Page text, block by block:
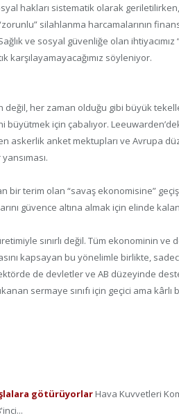
hakları sistematik olarak
silahlanma harcamalarının
ve sosyal güvenliğe olan ihtiyacımız
karşılayamayacağımız söyleniyor.
değil, her zaman olduğu gibi büyük
büyütmek için çabalıyor.
askerlik anket mektupları ve Avrupa
bir terim olan “savaş ekonomisine”
güvence altına almak için elinde
sınırlı değil. Tüm ekonominin
kapsayan bu yönelimle birlikte,
de devletler ve AB düzeyinde
sermaye sınıfı için geçici ama kârlı
götürüyorlar Hava Kuvvetleri